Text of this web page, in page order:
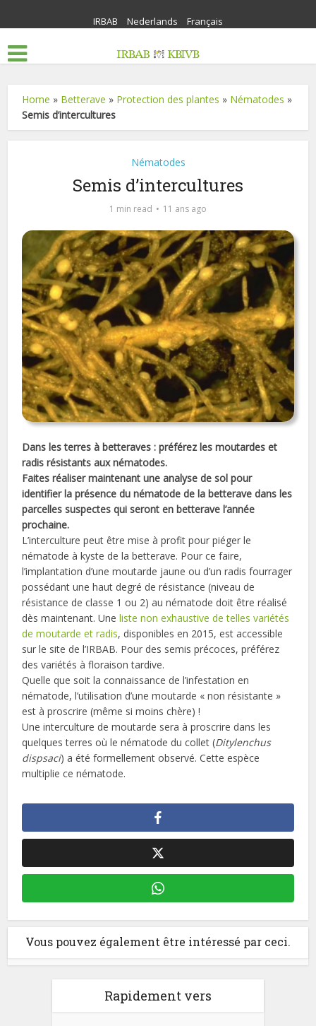
IRBAB Nederlands Français
Home » Betterave » Protection des plantes » Nématodes »
Semis d’intercultures
Nématodes
Semis d’intercultures
1 min read 11 ans ago
Dans les terres à betteraves : préférez les moutardes et
radis résistants aux nématodes.
Faites réaliser maintenant une analyse de sol pour
identifier la présence du nématode de la betterave dans les
parcelles suspectes qui seront en betterave l’année
prochaine.
L’interculture peut être mise à profit pour piéger le
nématode à kyste de la betterave. Pour ce faire,
l’implantation d’une moutarde jaune ou d’un radis fourrager
possédant une haut degré de résistance (niveau de
résistance de classe 1 ou 2) au nématode doit être réalisé
dès maintenant. Uneliste non exhaustive de telles variétés
de moutarde et radis, disponibles en 2015, est accessible
sur le site de l’IRBAB. Pour des semis précoces, préférez
des variétés à floraison tardive.
Quelle que soit la connaissance de l’infestation en
nématode, l’utilisation d’une moutarde « non résistante »
est à proscrire (même si moins chère) !
Une interculture de moutarde sera à proscrire dans les
quelques terres où le nématode du collet (Ditylenchus
dispsaci) a été formellement observé. Cette espèce
multiplie ce nématode.
Vous pouvez également être intéressé par ceci.
Rapidement vers